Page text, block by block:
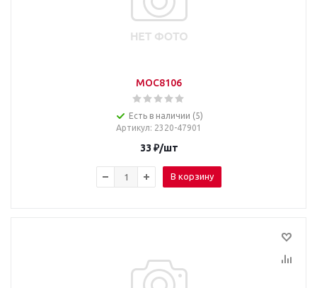
MOC8106
Есть в наличии (5)
Артикул: 2320-47901
33 ₽/шт
В корзину